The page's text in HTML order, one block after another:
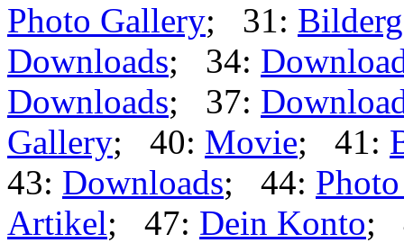
Photo Gallery; 31:
Downloads; 34:
Downloads; 37:
Gallery; 40: Movie; 41:
43: Downloads; 44:
Artikel; 47: Dein Konto;